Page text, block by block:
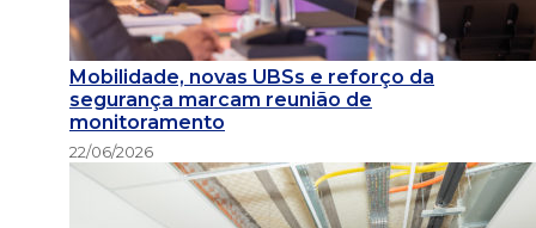
Mobilidade, novas UBSs e reforço da
segurança marcam reunião de
monitoramento
22/06/2026